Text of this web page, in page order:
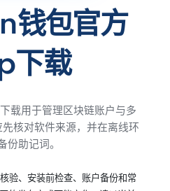
包官方
下载
用于管理区块链账户与多
核对软件来源，并在离线环
份助记词。
验、安装前检查、账户备份和常